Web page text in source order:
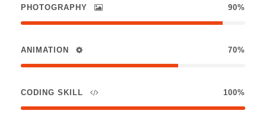
PHOTOGRAPHY 90%
ANIMATION 70%
CODING SKILL 100%